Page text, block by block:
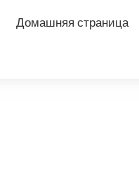
Домашняя страница